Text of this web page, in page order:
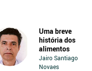
Uma breve
história dos
alimentos
Jairo Santiago
Novaes